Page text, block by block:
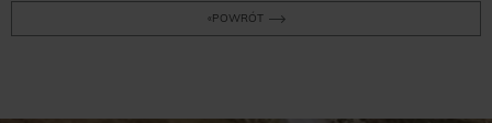
«POWRÓT